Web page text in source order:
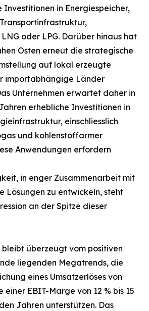
Investitionen in Energiespeicher,
oder LPG. Darüber hinaus hat
Osten erneut die strategische
auf lokal erzeugte
importabhängige Länder
Unternehmen erwartet daher in
erhebliche Investitionen in
einschliesslich
und kohlenstoffarmer
Anwendungen erfordern
in enger Zusammenarbeit mit
Lösungen zu entwickeln, steht
an der Spitze dieser
bleibt überzeugt vom positiven
liegenden Megatrends, die
eines Umsatzerlöses von
einer EBIT-Marge von 12 % bis 15
Jahren unterstützen. Das